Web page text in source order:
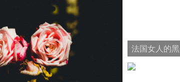
法国女人的
典：12个黑色